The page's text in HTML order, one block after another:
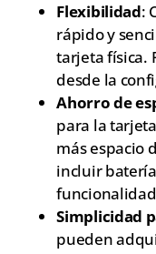
Flexibilidad:
rápido y
tarjeta física.
desde la
Ahorro de
para la
más espacio
incluir
Simplicidad
pueden